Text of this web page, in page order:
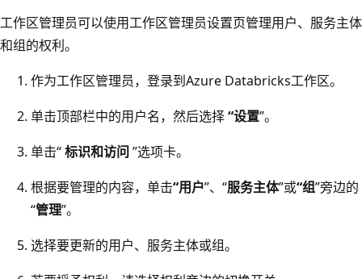
工作区管理员可以使用工作区管理员设置页管理用户、服务主体
和组的权利。
作为工作区管理员，登录到Azure Databricks工作区。
单击顶部栏中的用户名，然后选择“设置”。
单击“标识和访问”选项卡。
根据要管理的内容，单击“用户”、“服务主体”或“组”旁边的
“管理”。
选择要更新的用户、服务主体或组。